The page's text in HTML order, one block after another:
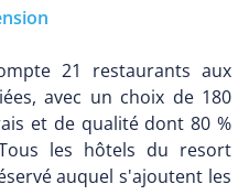
21 restaurants aux
avec un choix de 180
et de qualité dont 80 %
les hôtels du resort
auquel s'ajoutent les